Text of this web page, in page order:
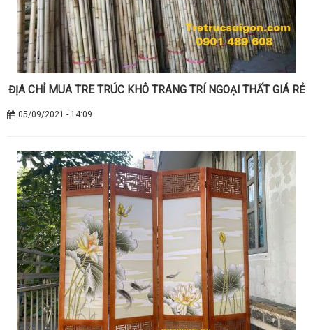
ĐỊA CHỈ MUA TRE TRÚC KHÔ TRANG TRÍ NGOẠI THẤT GIÁ RẺ
05/09/2021 - 14:09